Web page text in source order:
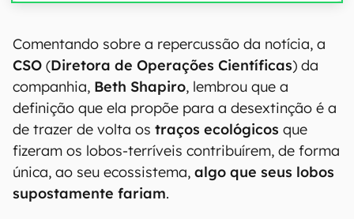
00:00/21:11